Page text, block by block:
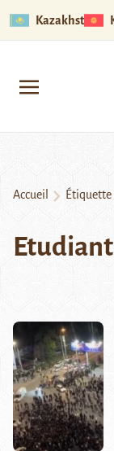
Kazakhstan
Accueil Étiquette
Etudiant